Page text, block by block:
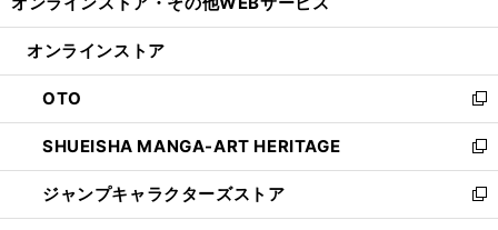
開
ン
ウ
で
開
く
ウ
ン
ド
ウ
で
開
く
オンラインストア
OTO
新
し
い
ウ
ィ
ン
SHUEISHA MANGA-ART HERITAGE
新
し
い
ウ
ジャンプキャラクターズストア
新
し